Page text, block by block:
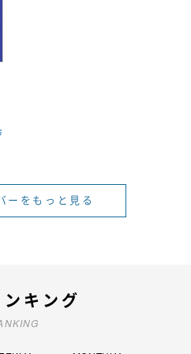
ーをもっと見る
ンキング